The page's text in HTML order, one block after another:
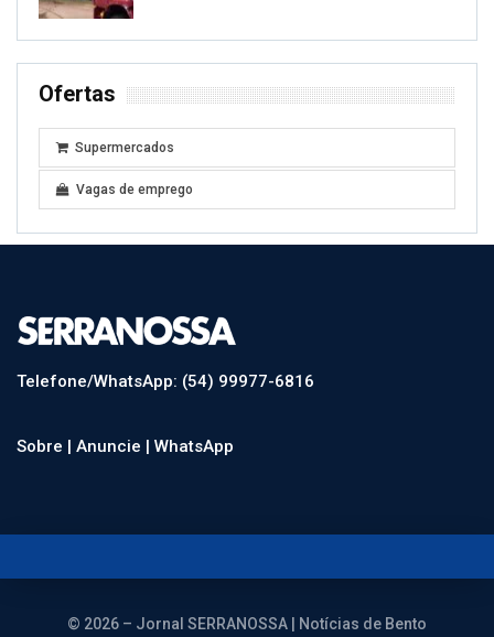
Ofertas
Supermercados
Vagas de emprego
Telefone/WhatsApp: (54) 99977-6816
Sobre | Anuncie | WhatsApp
© 2026 – Jornal SERRANOSSA | Notícias de Bento